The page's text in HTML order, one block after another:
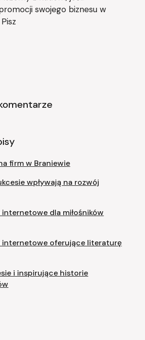
swojego biznesu w
firm w Braniewie
wpływają na rozwój
dla miłośników
oferujące literaturę
i inspirujące historie